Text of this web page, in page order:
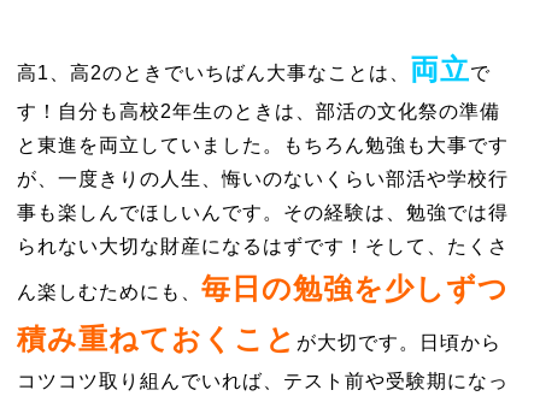
高1、高2のときでいちばん大事なことは、 両立で
す！自分も高校2年生のときは、部活の文化祭の準備
と東進を両立していました。もちろん勉強も大事です
が、一度きりの人生、悔いのないくらい部活や学校行
事も楽しんでほしいんです。その経験は、勉強では得
られない大切な財産になるはずです！そして、たくさ
ん楽しむためにも、 毎日の勉強を少しずつ
積み重ねておくこと が大切です。日頃から
コツコツ取り組んでいれば、テスト前や受験期になっ